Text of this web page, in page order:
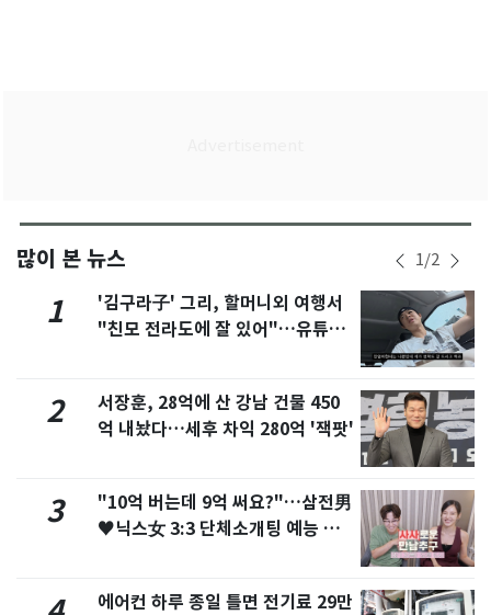
많이 본 뉴스 1/2
1
'김구라子' 그리, 할머니외 여행서
"친모 전라도에 잘 있어"…유튜브
2
서장훈, 28억에 산 강남 건물 450
억 내놨다…세후 차익 280억 '잭팟'
3
"10억 버는데 9억 써요?"…삼전男
♥닉스女 3:3 단체소개팅 예능 화
에어컨 하루 종일 틀면 전기료 29만